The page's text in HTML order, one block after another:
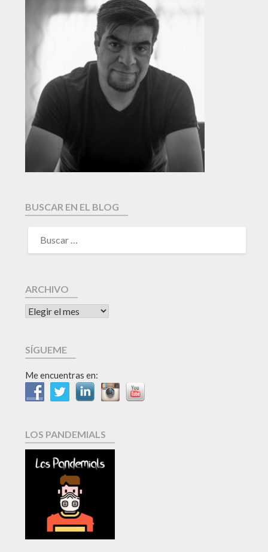
BUSCAR EN EL BLOG
ARCHIVO
SÍGUEME
Me encuentras en:
LOS PANDEMIALS